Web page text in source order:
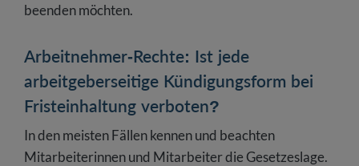
beenden möchten.
Arbeitnehmer-Rechte: Ist jede
arbeitgeberseitige Kündigungsform bei
Fristeinhaltung verboten?
In den meisten Fällen kennen und beachten
Mitarbeiterinnen und Mitarbeiter die Gesetzeslage.